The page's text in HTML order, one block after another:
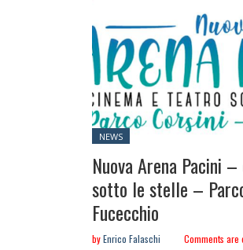
Posted
NEWS
Nuova Arena Pacini
sotto le stelle –
Fucecchio
byEnrico Falaschi Comments are